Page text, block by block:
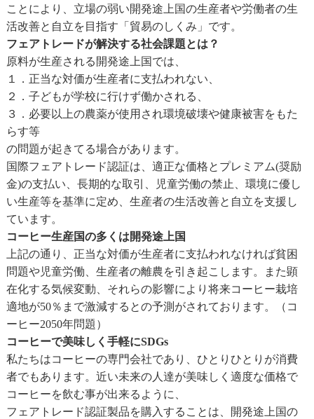
ことにより、立場の弱い開発途上国の生産者や労働者の生
活改善と自立を目指す「貿易のしくみ」です。
フェアトレードが解決する社会課題とは？
原料が生産される開発途上国では、
１．正当な対価が生産者に支払われない、
２．子どもが学校に行けず働かされる、
３．必要以上の農薬が使用され環境破壊や健康被害をもた
らす等
の問題が起きてる場合があります。
国際フェアトレード認証は、適正な価格とプレミアム(奨励
金)の支払い、長期的な取引、児童労働の禁止、環境に優し
い生産等を基準に定め、生産者の生活改善と自立を支援し
ています。
コーヒー生産国の多くは開発途上国
上記の通り、正当な対価が生産者に支払われなければ貧困
問題や児童労働、生産者の離農を引き起こします。また顕
在化する気候変動、それらの影響により将来コーヒー栽培
適地が50％まで激減するとの予測がされております。（コ
ーヒー2050年問題）
コーヒーで美味しく手軽にSDGs
私たちはコーヒーの専門会社であり、ひとりひとりが消費
者でもあります。近い未来の人達が美味しく適度な価格で
コーヒーを飲む事が出来るように、
フェアトレード認証製品を購入することは、開発途上国の